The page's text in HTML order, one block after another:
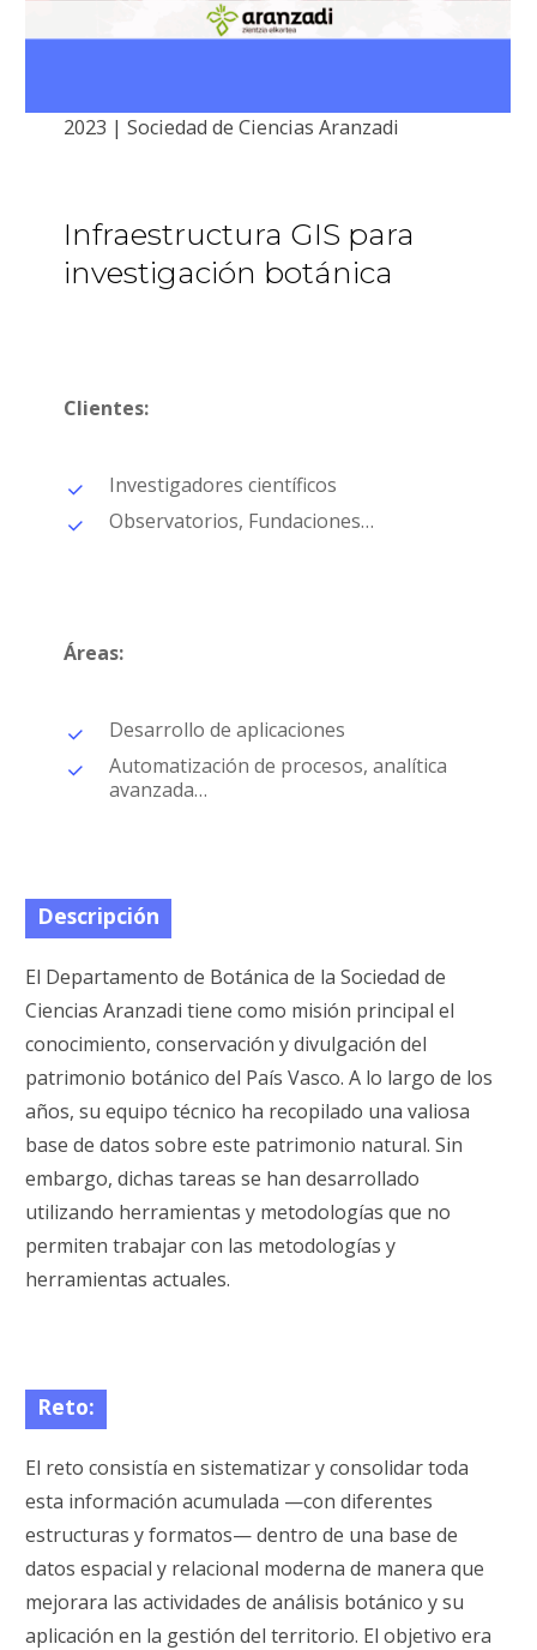
2023 | Sociedad de Ciencias Aranzadi
Infraestructura GIS para
investigación botánica
Clientes:
Investigadores científicos
Observatorios, Fundaciones…
Áreas:
Desarrollo de aplicaciones
Automatización de procesos, analítica
avanzada…
Descripción
El Departamento de Botánica de la Sociedad de
Ciencias Aranzadi tiene como misión principal el
conocimiento, conservación y divulgación del
patrimonio botánico del País Vasco. A lo largo de los
años, su equipo técnico ha recopilado una valiosa
base de datos sobre este patrimonio natural. Sin
embargo, dichas tareas se han desarrollado
utilizando herramientas y metodologías que no
permiten trabajar con las metodologías y
herramientas actuales.
Reto:
El reto consistía en sistematizar y consolidar toda
esta información acumulada —con diferentes
estructuras y formatos— dentro de una base de
datos espacial y relacional moderna de manera que
mejorara las actividades de análisis botánico y su
aplicación en la gestión del territorio. El objetivo era